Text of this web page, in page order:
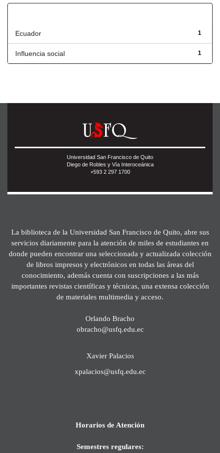
1
Ecuador
1
Influencia social
Universidad San Francisco de Quito
Diego de Robles y Vía Interoceánica
+593 2 297 1700
La biblioteca de la Universidad San Francisco de Quito, abre sus
servicios diariamente para la atención de miles de estudiantes en
donde pueden encontrar una seleccionada y actualizada colección
de libros impresos y electrónicos en todas las áreas del
conocimiento, además cuenta con suscripciones a las más
importantes revistas científicas y técnicas, una extensa colección
de materiales multimedia y acceso.
Orlando Bracho
obracho@usfq.edu.ec
Xavier Palacios
xpalacios@usfq.edu.ec
Horarios de Atención
Semestres regulares: